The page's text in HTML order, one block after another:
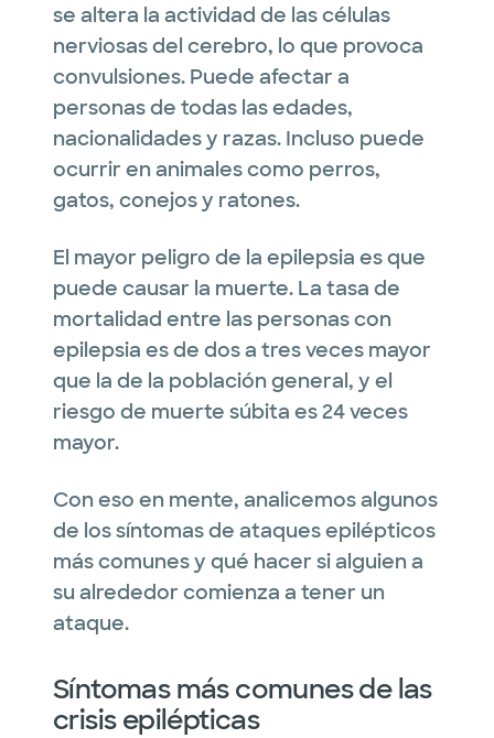
se altera la actividad de las células
nerviosas del cerebro, lo que provoca
convulsiones. Puede afectar a
personas de todas las edades,
nacionalidades y razas. Incluso puede
ocurrir en animales como perros,
gatos, conejos y ratones.
El mayor peligro de la epilepsia es que
puede causar la muerte. La tasa de
mortalidad entre las personas con
epilepsia es de dos a tres veces mayor
que la de la población general, y el
riesgo de muerte súbita es 24 veces
mayor.
Con eso en mente, analicemos algunos
de los síntomas de ataques epilépticos
más comunes y qué hacer si alguien a
su alrededor comienza a tener un
ataque.
Síntomas más comunes de las
crisis epilépticas